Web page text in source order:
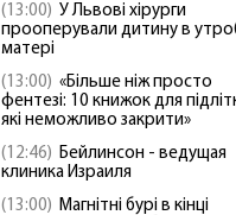
(13:00) У Львові хірурги
прооперували дитину в
матері
(13:00) «Більше ніж просто
фентезі: 10 книжок для
які неможливо закрити»
(12:46) Бейлинсон - ведущая
клиника Израиля
(13:00) Магнітні бурі в кінці